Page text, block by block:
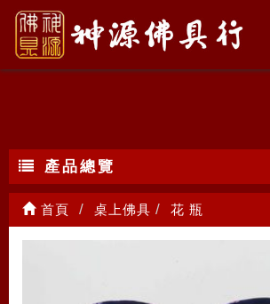
花 瓶
產品總覽
首頁 桌上佛具 花 瓶